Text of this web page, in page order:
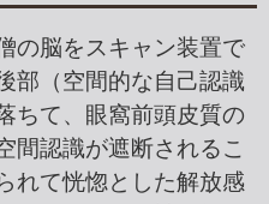
の脳をスキャン装置で
部（空間的な自己認識
ちて、眼窩前頭皮質の
間認識が遮断されるこ
れて恍惚とした解放感